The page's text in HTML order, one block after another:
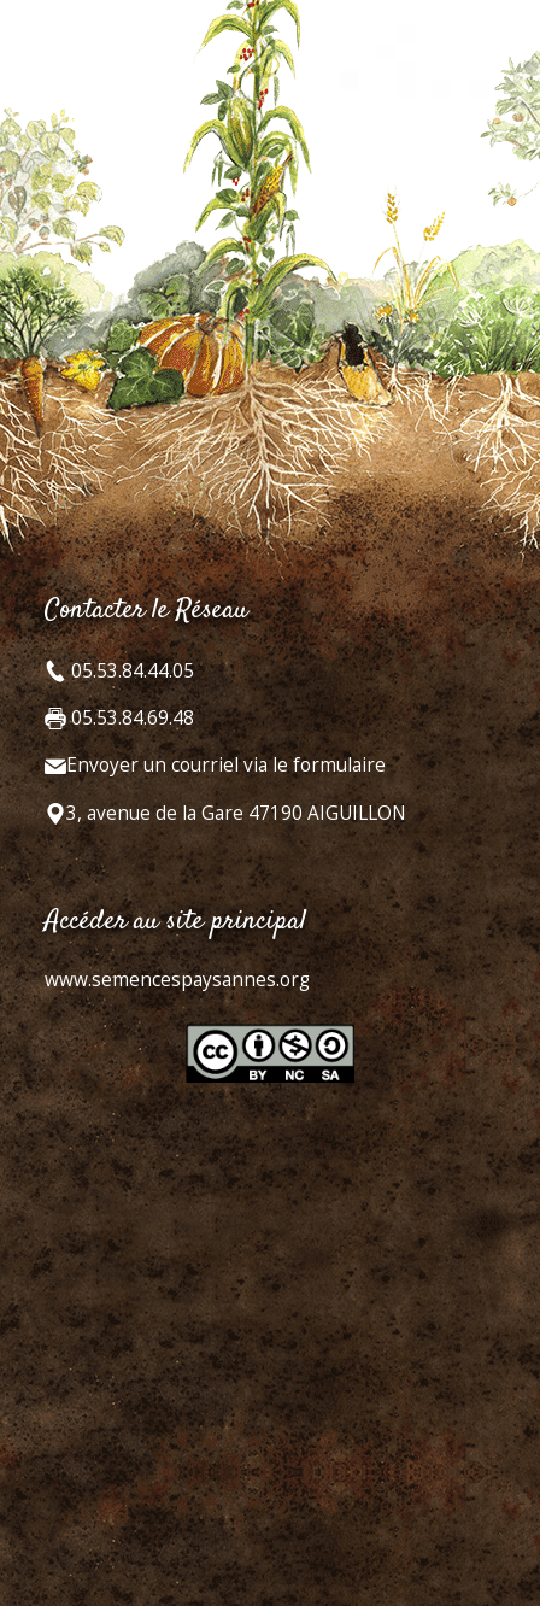
Contacter le Réseau
05.53.84.44.05
05.53.84.69.48
Envoyer un courriel via le formulaire
3, avenue de la Gare 47190 AIGUILLON
Accéder au site principal
www.semencespaysannes.org